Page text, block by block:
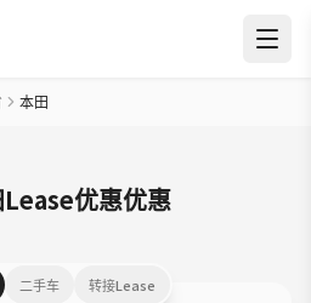
本田
优惠优惠
二手车 转接Lease